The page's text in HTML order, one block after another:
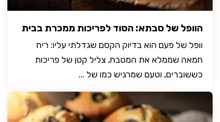
הוופל של סבתא: הסוד לפריכות ממכרת בבית
וופל של פעם הוא בדיוק הקסם שגדלתי עליו: ריח
חמאה שממלא את המטבח, צליל קטן של פריכות
כששוברים, וטעם שמרגיש כמו של ...